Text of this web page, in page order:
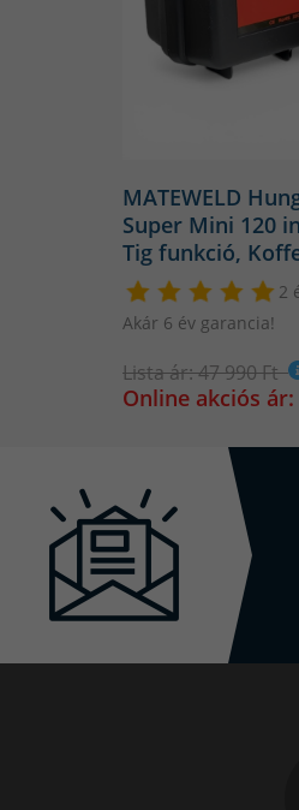
MATEWELD
Super Mini 120
Tig funkció,
2
Akár 6 év garancia!
Lista ár: 47 990 Ft
Online akciós ár: